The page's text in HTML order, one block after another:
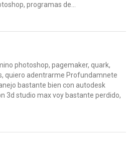
programas de...
photoshop, pagemaker, quark,
quiero adentrarme Profundamnete
bastante bien con autodesk
3d studio max voy bastante perdido,